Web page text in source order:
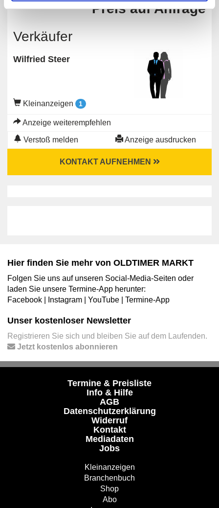
Preis auf Anfrage
Verkäufer
Wilfried Steer
Kleinanzeigen 1
Anzeige weiterempfehlen
Verstoß melden Anzeige ausdrucken
KONTAKT AUFNEHMEN
Hier finden Sie mehr von OLDTIMER MARKT
Folgen Sie uns auf unseren Social-Media-Seiten oder
laden Sie unsere Termine-App herunter:
Facebook
Instagram YouTube Termine-App
Unser kostenloser Newsletter
Registrieren Sie sich und bleiben Sie auf dem Laufenden.
Jetzt kostenlos abonnieren
Termine & Preisliste
Info & Hilfe
AGB
Datenschutzerklärung
Widerruf
Kontakt
Mediadaten
Jobs
Kleinanzeigen
Branchenbuch
Shop
Abo